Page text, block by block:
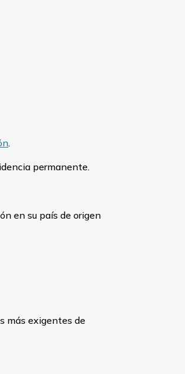
.
permanente.
en su país de origen
más exigentes de